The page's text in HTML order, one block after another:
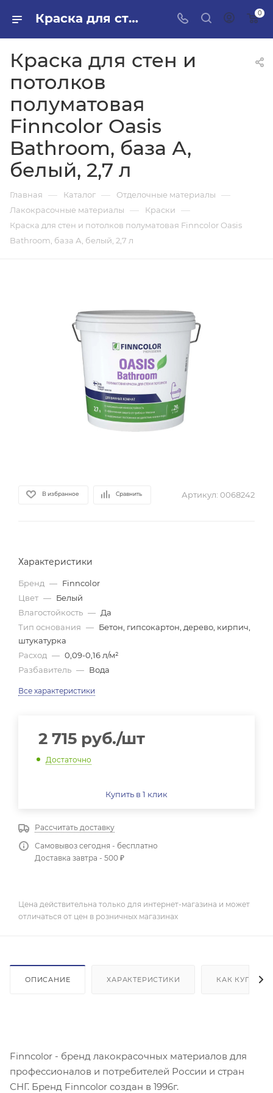
Краска для стен и потолков полуматовая Finncolor Oasis Bathroom, база А, белый, 2,7 л в ПИЛОН — купить стройматериалы в интернет-магазине ПИЛОН с доставкой оптом и в розницу 0
Краска для стен и
потолков
полуматовая
Finncolor Oasis
Bathroom, база А,
белый, 2,7 л
Главная — Каталог — Отделочные материалы —
Лакокрасочные материалы — Краски —
Краска для стен и потолков полуматовая Finncolor Oasis
Bathroom, база А, белый, 2,7 л
В избранное Сравнить Артикул: 0068242
Характеристики
Бренд — Finncolor
Цвет — Белый
Влагостойкость — Да
Тип основания — Бетон, гипсокартон, дерево, кирпич,
штукатурка
Расход — 0,09-0,16 л/м²
Разбавитель — Вода
Все характеристики
2 715 руб./шт
Достаточно
Купить в 1 клик
Рассчитать доставку
Самовывоз сегодня - бесплатно
Доставка завтра - 500 ₽
Цена действительна только для интернет-магазина и может
отличаться от цен в розничных магазинах
ОПИСАНИЕ ХАРАКТЕРИСТИКИ КАК КУПИТЬ
Finncolor - бренд лакокрасочных материалов для
профессионалов и потребителей России и стран
СНГ. Бренд Finncolor создан в 1996г.